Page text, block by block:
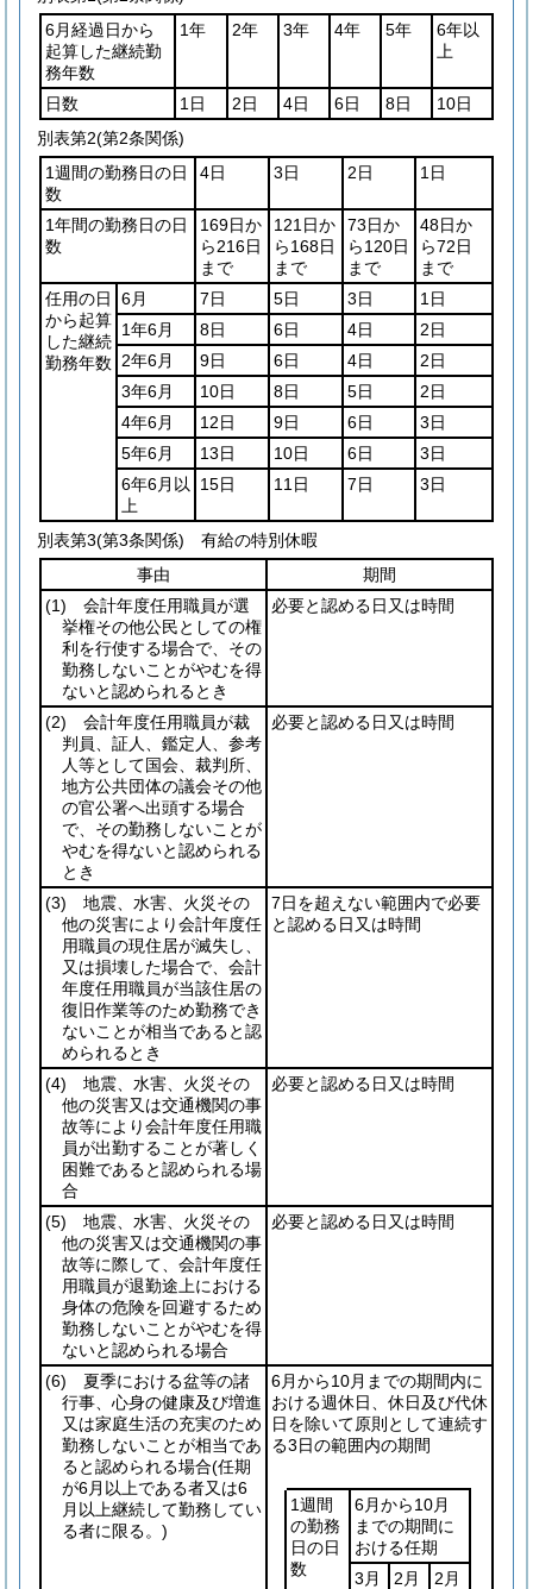
6月経過日から
起算した継続勤
務年数
1年 2年 3年 4年 5年
6年以
上
日数 1日 2日 4日 6日 8日
10日
別表第2(第2条関係)
1週間の勤務日の日
数
4日 3日 2日 1日
1年間の勤務日の日
数
169日か
ら216日
まで
121日か
ら168日
まで
73日か
ら120日
まで
48日か
ら72日
まで
任用の日
から起算
した継続
勤務年数
6月 7日 5日 3日
1日
1年6月
8日 6日 4日
2日
2年6月
9日 6日 4日
2日
3年6月
10日 8日 5日
2日
4年6月
12日 9日 6日
3日
5年6月
13日 10日 6日
3日
6年6月以
上
15日 11日 7日 3日
別表第3(第3条関係) 有給の特別休暇
事由
期間
(1) 会計年度任用職員が選
挙権その他公民としての権
利を行使する場合で、その
勤務しないことがやむを得
ないと認められるとき
必要と認める日又は時間
(2) 会計年度任用職員が裁
判員、証人、鑑定人、参考
人等として国会、裁判所、
地方公共団体の議会その他
の官公署へ出頭する場合
で、その勤務しないことが
やむを得ないと認められる
とき
必要と認める日又は時間
(3) 地震、水害、火災その
他の災害により会計年度任
用職員の現住居が滅失し、
又は損壊した場合で、会計
年度任用職員が当該住居の
復旧作業等のため勤務でき
ないことが相当であると認
められるとき
7日を超えない範囲内で必要
と認める日又は時間
(4) 地震、水害、火災その
他の災害又は交通機関の事
故等により会計年度任用職
員が出勤することが著しく
困難であると認められる場
合
必要と認める日又は時間
(5) 地震、水害、火災その
他の災害又は交通機関の事
故等に際して、会計年度任
用職員が退勤途上における
身体の危険を回避するため
勤務しないことがやむを得
ないと認められる場合
必要と認める日又は時間
(6) 夏季における盆等の諸
行事、心身の健康及び増進
又は家庭生活の充実のため
勤務しないことが相当であ
ると認められる場合(任期
が6月以上である者又は6
月以上継続して勤務してい
る者に限る。)
6月から10月までの期間内に
おける週休日、休日及び代休
日を除いて原則として連続す
る3日の範囲内の期間
1週間
の勤務
日の日
数
6月から10月
までの期間に
おける任期
3月
2月
2月